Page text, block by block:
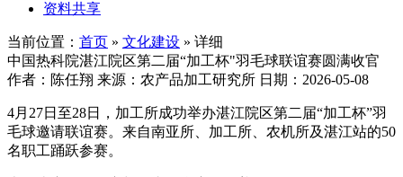
资料共享
当前位置： 首页 » 文化建设 » 详细
中国热科院湛江院区第二届“加工杯"羽毛球联谊赛圆满收官
作者：陈任翔 来源：农产品加工研究所 日期：2026-05-08
4月27日至28日，加工所成功举办湛江院区第二届“加工杯”羽
毛球邀请联谊赛。来自南亚所、加工所、农机所及湛江站的50
名职工踊跃参赛。